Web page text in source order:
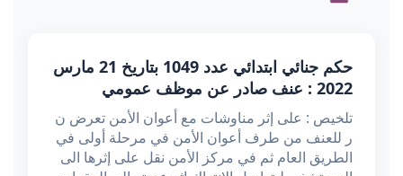
حكم جنائي ابتدائي عدد 1049 بتاريخ 21 مارس
2022 : عنف صادر عن موظف عمومي
تلخيص : على إثر مناوشات مع أعوان الأمن تعرض ن
ر للعنف من طرف أعوان الأمن في مرحلة أولى في
الطريق العام ثم في مركز الأمن نقل على إثرها الى